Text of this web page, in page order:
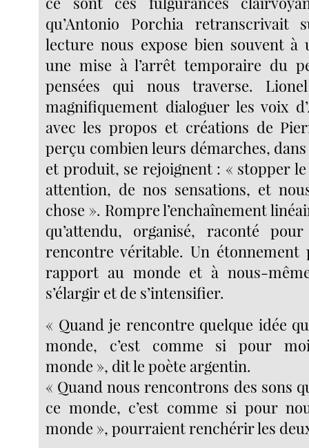
qu’Antonio Porchia
lecture nous expose bien souvent à
une mise à l’arrêt temporaire du
pensées qui nous traverse.
magnifiquement dialoguer les voix
avec les propos et créations de
perçu combien leurs démarches,
et produit, se rejoignent : « stopper
attention, de nos sensations, et
chose ». Rompre l’enchaînement
qu’attendu, organisé, raconté
rencontre véritable. Un étonnement
rapport au monde et à nous-
s’élargir et de s’intensifier.
« Quand je rencontre quelque idée
monde, c’est comme si pour
monde », dit le poète argentin.
« Quand nous rencontrons des sons
ce monde, c’est comme si pour
monde », pourraient renchérir les